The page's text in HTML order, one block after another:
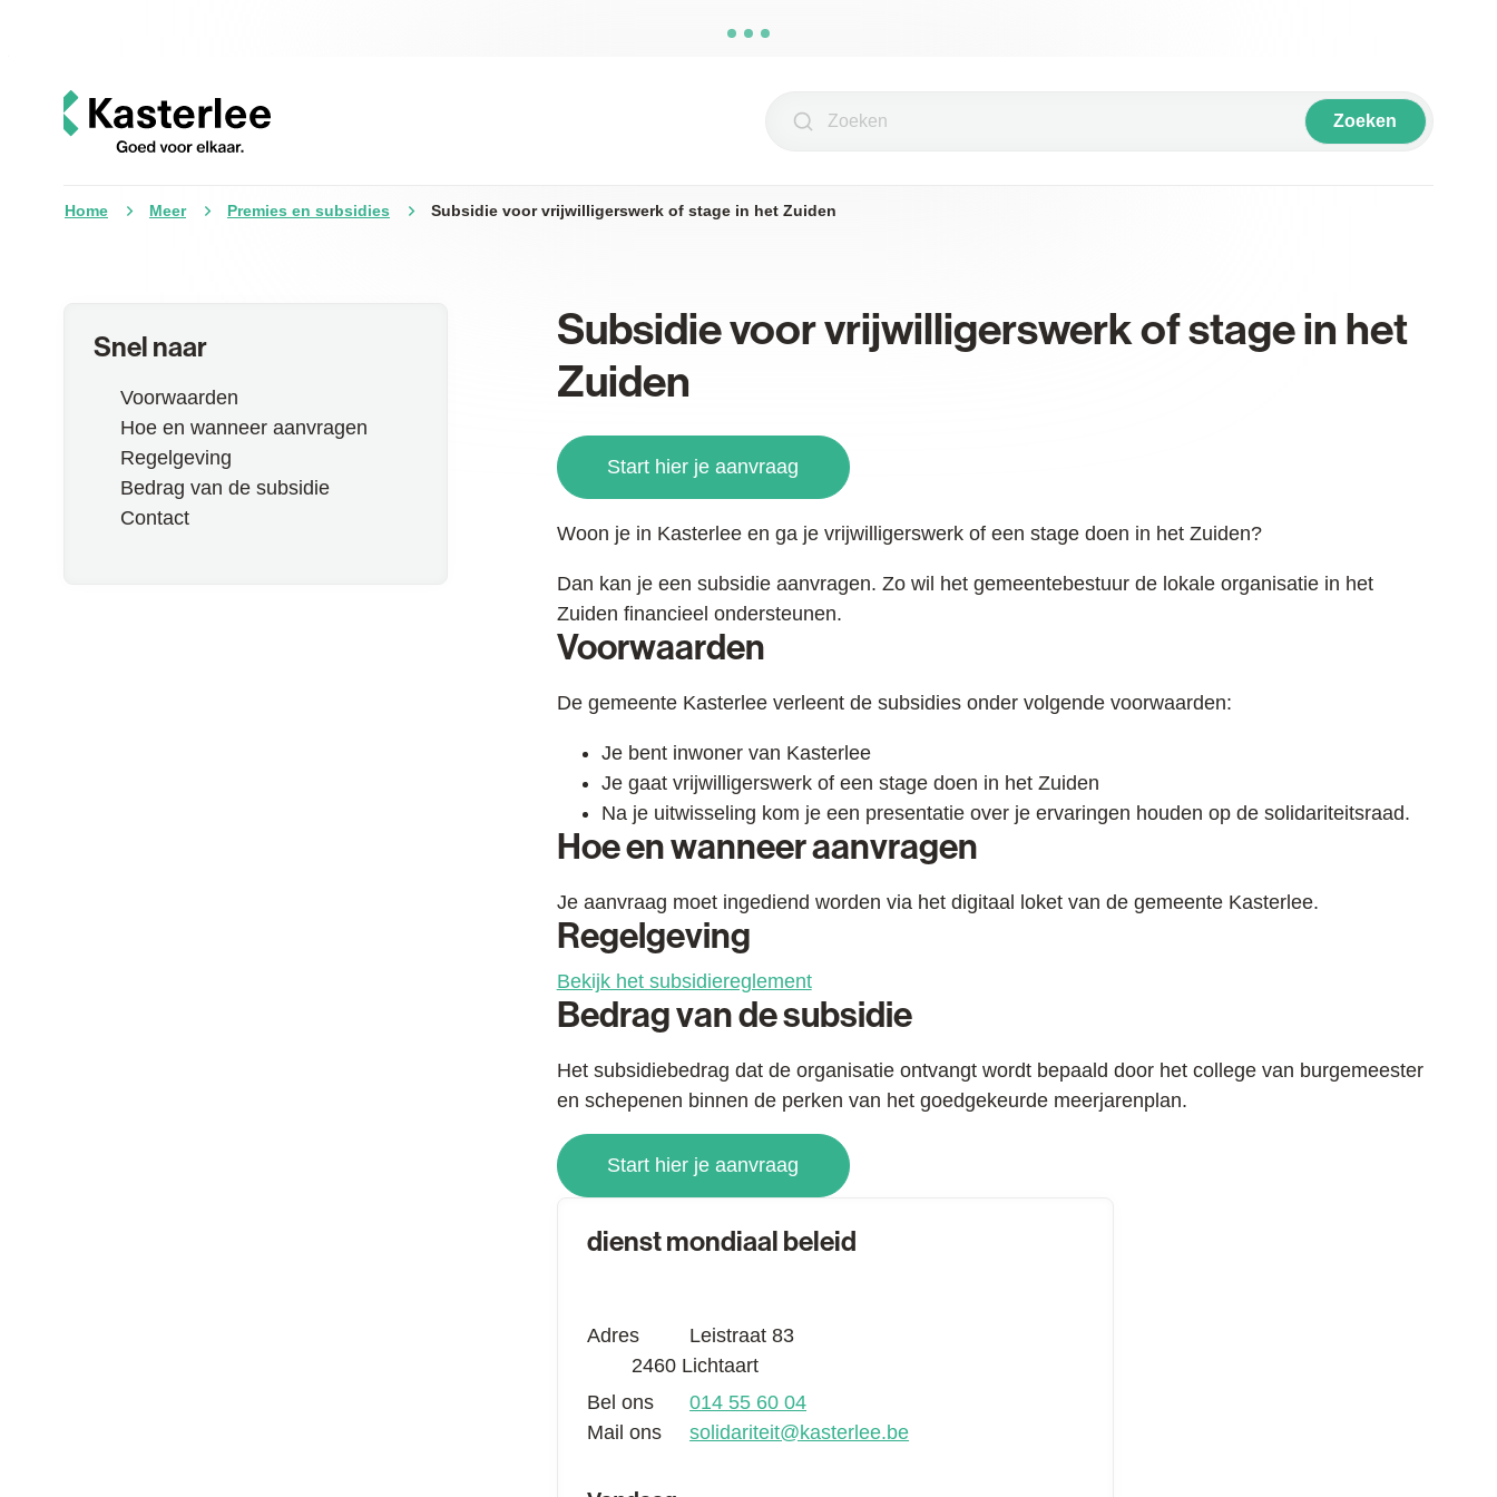
Kasterlee
Zoeken
Zoeken
Home Meer Premies en subsidies Subsidie voor vrijwilligerswerk of stage in het Zuiden
Snel naar
Voorwaarden
Hoe en wanneer aanvragen
Regelgeving
Bedrag van de subsidie
Contact
Subsidie voor vrijwilligerswerk of stage in het
Zuiden
Start hier je aanvraag
Inhoud
Woon je in Kasterlee en ga je vrijwilligerswerk of een stage doen in het Zuiden?
Dan kan je een subsidie aanvragen. Zo wil het gemeentebestuur de lokale organisatie in het
Zuiden financieel ondersteunen.
Voorwaarden
De gemeente Kasterlee verleent de subsidies onder volgende voorwaarden:
Je bent inwoner van Kasterlee
Je gaat vrijwilligerswerk of een stage doen in het Zuiden
Na je uitwisseling kom je een presentatie over je ervaringen houden op de solidariteitsraad.
Hoe en wanneer aanvragen
Je aanvraag moet ingediend worden via het digitaal loket van de gemeente Kasterlee.
Regelgeving
Bekijk het subsidiereglement
Bedrag van de subsidie
Het subsidiebedrag dat de organisatie ontvangt wordt bepaald door het college van burgemeester
en schepenen binnen de perken van het goedgekeurde meerjarenplan.
Start hier je aanvraag
dienst mondiaal beleid
Adres
Leistraat 83
,2460 Lichtaart
Bel ons
014 55 60 04
Mail ons
solidariteit@kasterlee.be